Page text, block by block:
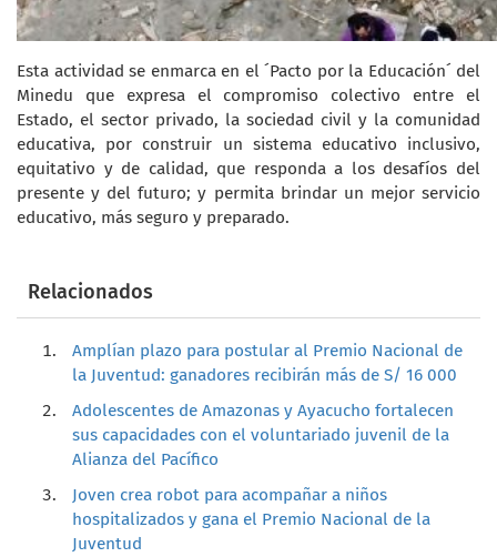
Esta actividad se enmarca en el ´Pacto por la Educación´ del
Minedu que expresa el compromiso colectivo entre el
Estado, el sector privado, la sociedad civil y la comunidad
educativa, por construir un sistema educativo inclusivo,
equitativo y de calidad, que responda a los desafíos del
presente y del futuro; y permita brindar un mejor servicio
educativo, más seguro y preparado.
Relacionados
Amplían plazo para postular al Premio Nacional de
la Juventud: ganadores recibirán más de S/ 16 000
Adolescentes de Amazonas y Ayacucho fortalecen
sus capacidades con el voluntariado juvenil de la
Alianza del Pacífico
Joven crea robot para acompañar a niños
hospitalizados y gana el Premio Nacional de la
Juventud